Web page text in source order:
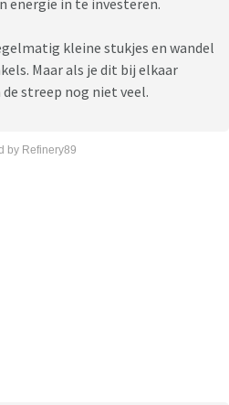
energie in te investeren.
kleine stukjes en wandel
Maar als je dit bij elkaar
streep nog niet veel.
by Refinery89